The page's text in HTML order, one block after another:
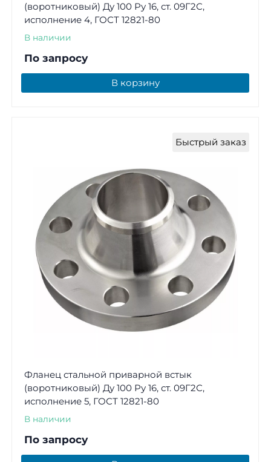
(воротниковый) Ду 100 Ру 16, ст. 09Г2С,
исполнение 4, ГОСТ 12821-80
В наличии
По запросу
В корзину
Быстрый заказ
Фланец стальной приварной встык
(воротниковый) Ду 100 Ру 16, ст. 09Г2С,
исполнение 5, ГОСТ 12821-80
В наличии
По запросу